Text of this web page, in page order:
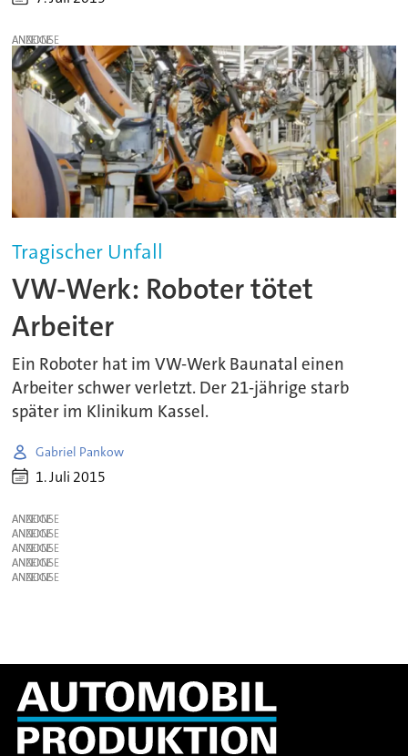
ANZEIGE
Tragischer Unfall
VW-Werk: Roboter tötet
Arbeiter
Ein Roboter hat im VW-Werk Baunatal einen
Arbeiter schwer verletzt. Der 21-jährige starb
später im Klinikum Kassel.
Gabriel Pankow
1. Juli 2015
ANZEIGE
ANZEIGE
ANZEIGE
ANZEIGE
ANZEIGE